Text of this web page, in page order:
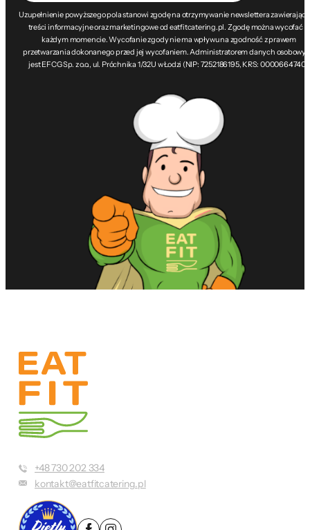
Uzupełnienie powyższego pola stanowi zgodę na otrzymywanie newslettera
treści informacyjne oraz marketingowe od eatfitcatering.pl. Zgodę można wycofać w
każdym momencie. Wycofanie zgody nie ma wpływu na zgodność z prawem
przetwarzania dokonanego przed jej wycofaniem. Administratorem danych
jest EFCG Sp. z o.o., ul. Próchnika 1/32U w Łodzi (NIP: 7252186195, KRS: 0000664740).
+48 730 202 334
kontakt@eatfitcatering.pl